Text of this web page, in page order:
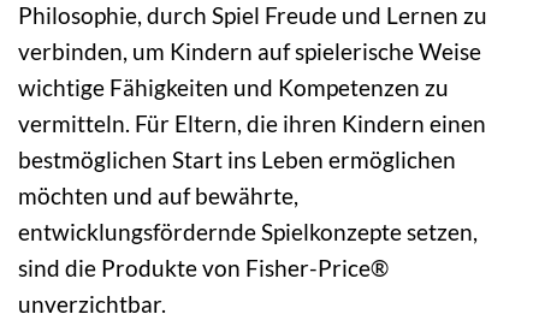
Philosophie, durch Spiel Freude und Lernen zu
verbinden, um Kindern auf spielerische Weise
wichtige Fähigkeiten und Kompetenzen zu
vermitteln. Für Eltern, die ihren Kindern einen
bestmöglichen Start ins Leben ermöglichen
möchten und auf bewährte,
entwicklungsfördernde Spielkonzepte setzen,
sind die Produkte von Fisher-Price®
unverzichtbar.